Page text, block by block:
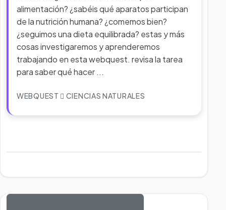
alimentación? ¿sabéis qué aparatos participan
de la nutrición humana? ¿comemos bien?
¿seguimos una dieta equilibrada? estas y más
cosas investigaremos y aprenderemos
trabajando en esta webquest. revisa la tarea
para saber qué hacer ...
WEBQUEST CIENCIAS NATURALES